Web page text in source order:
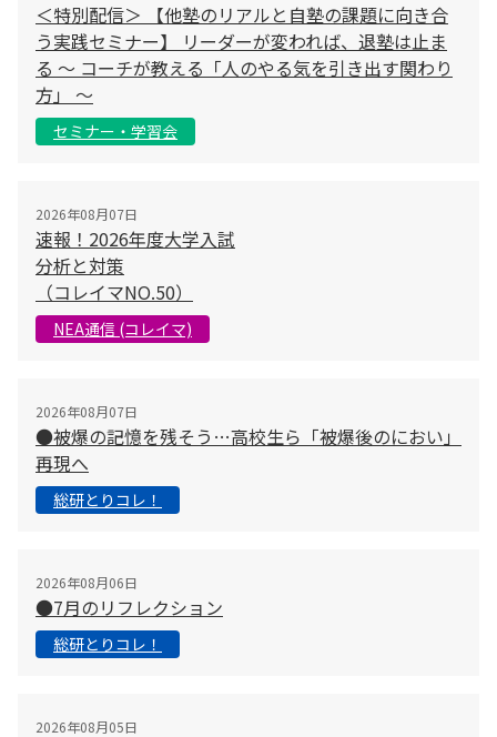
＜特別配信＞ 【他塾のリアルと自塾の課題に向き合
う実践セミナー】 リーダーが変われば、退塾は止ま
る 〜 コーチが教える「人のやる気を引き出す関わり
方」 〜
セミナー・学習会
2026年08月07日
速報！2026年度大学入試
分析と対策
（コレイマNO.50）
NEA通信 (コレイマ)
2026年08月07日
●被爆の記憶を残そう…高校生ら「被爆後のにおい」
再現へ
総研とりコレ！
2026年08月06日
●7月のリフレクション
総研とりコレ！
2026年08月05日